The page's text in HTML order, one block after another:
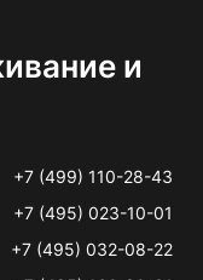
и
+7 (499) 110-28-43
+7 (495) 023-10-01
+7 (495) 032-08-22